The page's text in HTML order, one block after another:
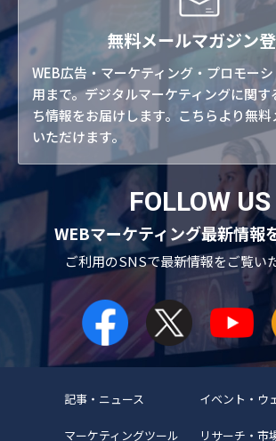
無料メールマガジン
WEB広告・マーケティング・プロモー
用まで。デジタルマーケティングに関
ち情報をお届けします。こちらより無
いただけます。
FOLLOW US
WEBマーケティング最新情報
ご利用のSNSで最新情報をご覧い
記事・ニュース イベント・ウ
マーケティングツール リサーチ・市